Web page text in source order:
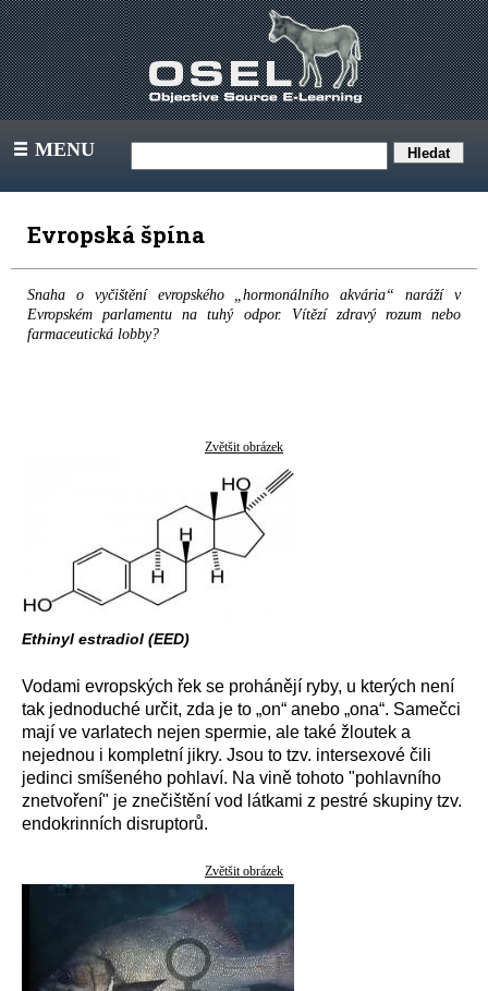
III MENU
Evropská špína
Snaha o vyčištění evropského „hormonálního akvária“ naráží v
Evropském parlamentu na tuhý odpor. Vítězí zdravý rozum nebo
farmaceutická lobby?
Zvětšit obrázek
Ethinyl estradiol (EED)
Vodami evropských řek se prohánějí ryby, u kterých není
tak jednoduché určit, zda je to „on“ anebo „ona“. Samečci
mají ve varlatech nejen spermie, ale také žloutek a
nejednou i kompletní jikry. Jsou to tzv. intersexové čili
jedinci smíšeného pohlaví. Na vině tohoto "pohlavního
znetvoření" je znečištění vod látkami z pestré skupiny tzv.
endokrinních disruptorů.
Zvětšit obrázek